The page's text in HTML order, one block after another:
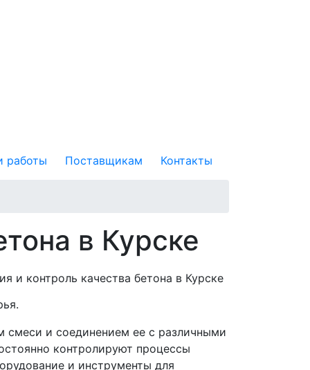
работы Поставщикам Контакты
в Курске
смеси и соединением ее с различными
контролируют процессы
и инструменты для